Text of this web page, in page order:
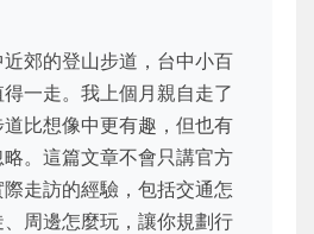
郊的登山步道，台中小百
一走。我上個月親自走了
比想像中更有趣，但也有
。這篇文章不會只講官方
走訪的經驗，包括交通怎
周邊怎麼玩，讓你規劃行